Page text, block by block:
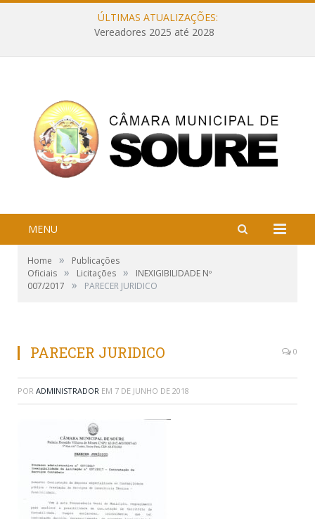
ÚLTIMAS ATUALIZAÇÕES:
Vereadores 2025 até 2028
MENU
Home »
Publicações
Oficiais » Licitações »
INEXIGIBILIDADE Nº
007/2017
» PARECER JURIDICO
PARECER JURIDICO 0
POR ADMINISTRADOR EM 7 DE JUNHO DE 2018